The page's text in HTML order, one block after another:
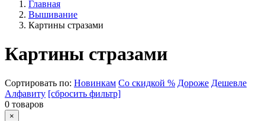
Главная
Вышивание
Картины стразами
Картины стразами
Сортировать по: Новинкам Со скидкой % Дороже Дешевле
Алфавиту [сбросить фильтр]
0 товаров
×